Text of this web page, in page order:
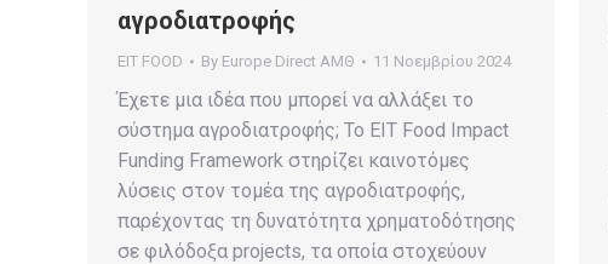
αγροδιατροφής
EIT FOOD By Europe Direct ΑΜΘ 11 Νοεμβρίου 2024
Έχετε μια ιδέα που μπορεί να αλλάξει το
σύστημα αγροδιατροφής; Το EIT Food Impact
Funding Framework στηρίζει καινοτόμες
λύσεις στον τομέα της αγροδιατροφής,
παρέχοντας τη δυνατότητα χρηματοδότησης
σε φιλόδοξα projects, τα οποία στοχεύουν